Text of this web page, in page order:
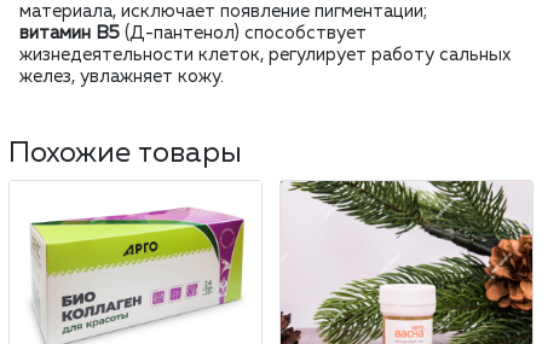
материала, исключает появление пигментации;
витамин В5 (Д-пантенол) способствует
жизнедеятельности клеток, регулирует работу сальных
желез, увлажняет кожу.
Похожие товары